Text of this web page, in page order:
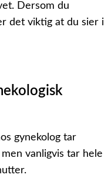
Dersom du
det viktig at du sier i
gynekolog tar
vanligvis tar hele